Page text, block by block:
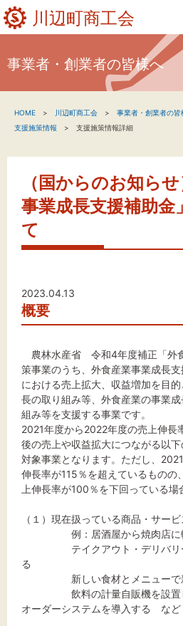
川辺町商工会
新着情報
関係機関の
川辺町商工会
お問い合
標準 拡
背景色
黒 白
事業者・創業者の皆様へ
HOME 川辺町商工会 事業者・創業者の皆
支援施策情報
支援施策情報詳細
（国からのお知ら
事業成長支援補助金
て
2023.04.13
概要
農林水産省 令和4年度補正「外
策事業のうち、外食産業事業成長
における売上拡大、収益増加を目
長の取り組み等、外食産業の事業
組み等を支援する事業です。
2021年度から2022年度の売上伸長
後の売上や収益拡大につながる以
対象事業となります。ただし、
伸長率が115％を超えているものの
上伸長率が100％を下回っている場
（１）現在扱っている商品・サー
例：居酒屋から焼肉店に
テイクアウト・デリバリー
る
新しい食材とメニューで新
飲料の計量自販機を設置し
オーダーシステムを導入する など